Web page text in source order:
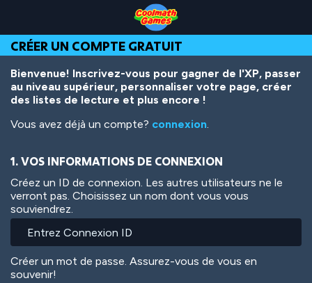
Top
of
Page
Navigation
Main
Content
Footer
contenu
principal
CRÉER UN COMPTE GRATUIT
Bienvenue! Inscrivez-vous pour gagner de l'XP, passer
au niveau supérieur, personnaliser votre page, créer
des listes de lecture et plus encore !
Vous avez déjà un compte? connexion.
1. VOS INFORMATIONS DE CONNEXION
Créez un ID de connexion. Les autres utilisateurs ne le
verront pas. Choisissez un nom dont vous vous
souviendrez.
Créer un mot de passe. Assurez-vous de vous en
souvenir!